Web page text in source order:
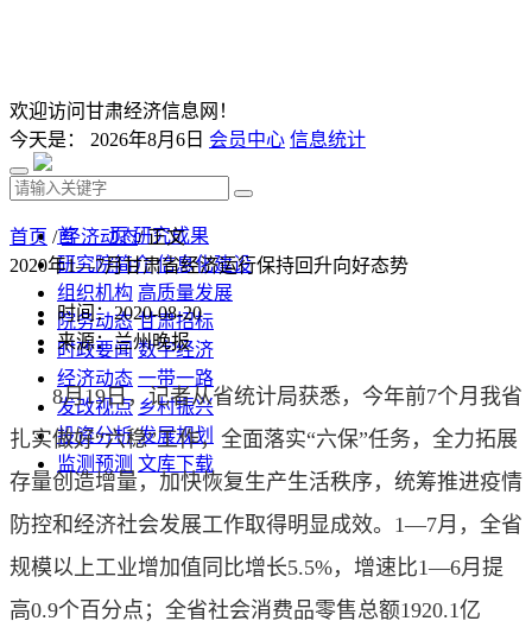
欢迎访问甘肃经济信息网！
今天是： 2026年8月6日 会员中心 信息统计
首 页 研究成果
研究院简介 信息化建设
组织机构 高质量发展
院务动态 甘肃招标
时政要闻 数字经济
经济动态 一带一路
发改视点 乡村振兴
投资分析 发展规划
监测预测 文库下载
首页 /经济动态/ 正文
2020年1—7月甘肃省经济运行保持回升向好态势
时间：2020-08-20
来源：兰州晚报
8月19日，记者从省统计局获悉，今年前7个月我省
扎实做好“六稳”工作，全面落实“六保”任务，全力拓展
存量创造增量，加快恢复生产生活秩序，统筹推进疫情
防控和经济社会发展工作取得明显成效。1—7月，全省
规模以上工业增加值同比增长5.5%，增速比1—6月提
高0.9个百分点；全省社会消费品零售总额1920.1亿